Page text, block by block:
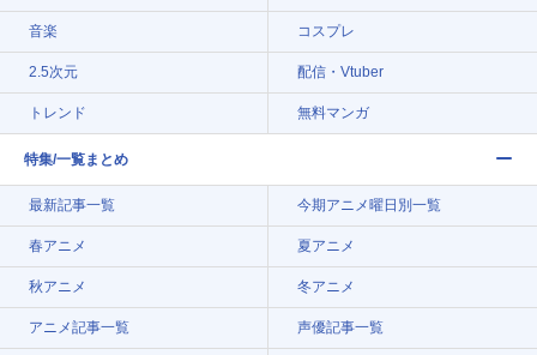
音楽 コスプレ
2.5次元 配信・Vtuber
トレンド 無料マンガ
特集/一覧まとめ
最新記事一覧 今期アニメ曜日別一覧
春アニメ 夏アニメ
秋アニメ 冬アニメ
アニメ記事一覧 声優記事一覧